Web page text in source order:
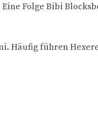
Folge Bibi
Häufig führen